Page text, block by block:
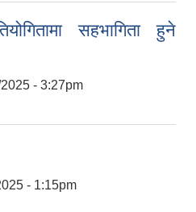
सहभागिता हुने
- 3:27pm
- 1:15pm